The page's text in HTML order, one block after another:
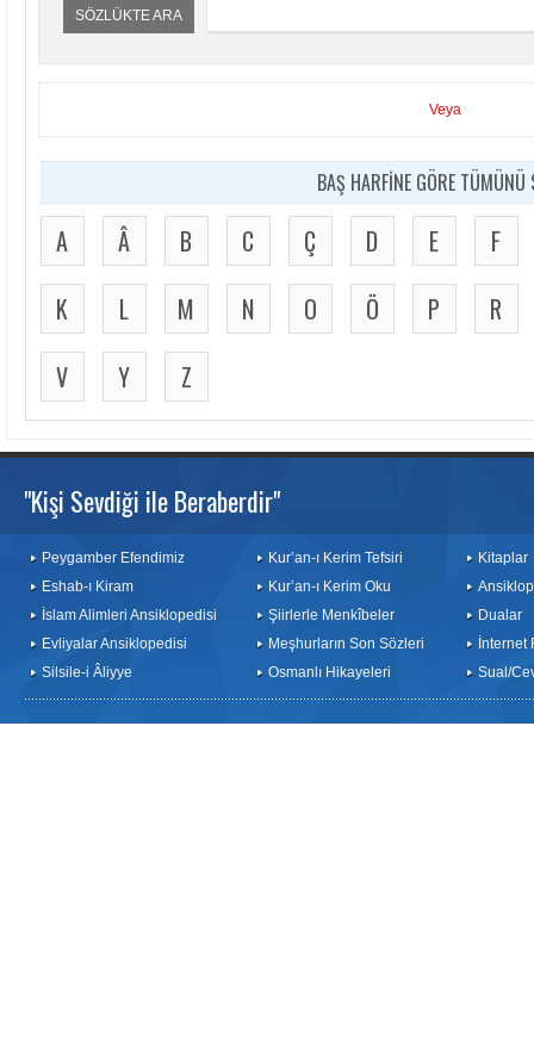
SÖZLÜKTE ARA
Veya
BAŞ HARFİNE GÖRE TÜMÜNÜ
A Â B C Ç D E
F
K
L M N O Ö P
R
V
Y Z
"Kişi Sevdiği ile Beraberdir"
Peygamber Efendimiz
Eshab-ı Kiram
İslam Alimleri Ansiklopedisi
Evliyalar Ansiklopedisi
Silsile-i Âliyye
Kur’an-ı Kerim Tefsiri
Kur’an-ı Kerim Oku
Şiirlerle Menkîbeler
Meşhurların Son Sözleri
Osmanlı Hikayeleri
Kitaplar
Dualar
İnternet
Sual/